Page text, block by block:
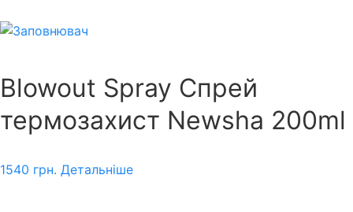
Blowout Spray Спрей
термозахист Newsha 200ml
1540 грн. Детальніше